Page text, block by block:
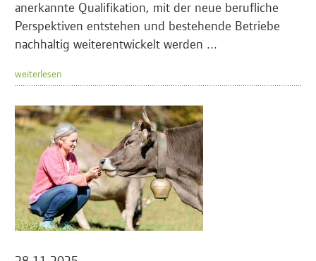
anerkannte Qualifikation, mit der neue berufliche
Perspektiven entstehen und bestehende Betriebe
nachhaltig weiterentwickelt werden ...
weiterlesen